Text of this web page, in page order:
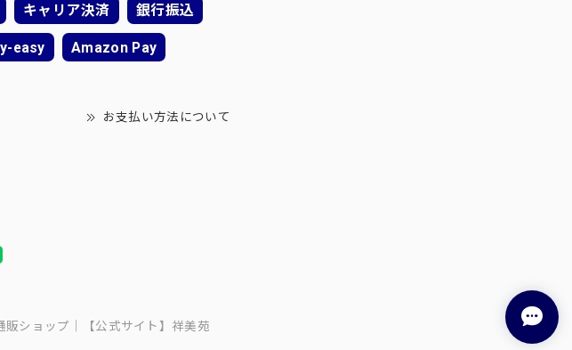
キャリア決済 銀行振込
easy Amazon Pay
お支払い方法について
ショップ｜【公式サイト】祥美苑